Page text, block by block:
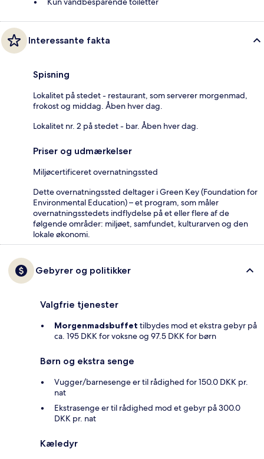
Interessante fakta
Spisning
Lokalitet på stedet - restaurant, som serverer morgenmad,
frokost og middag. Åben hver dag.
Lokalitet nr. 2 på stedet - bar. Åben hver dag.
Priser og udmærkelser
Miljøcertificeret overnatningssted
Dette overnatningssted deltager i Green Key (Foundation for
Environmental Education) – et program, som måler
overnatningsstedets indflydelse på et eller flere af de
følgende områder: miljøet, samfundet, kulturarven og den
lokale økonomi.
Gebyrer og politikker
Valgfrie tjenester
Morgenmadsbuffet tilbydes mod et ekstra gebyr på
ca. 195 DKK for voksne og 97.5 DKK for børn
Børn og ekstra senge
Vugger/barnesenge er til rådighed for 150.0 DKK pr.
nat
Ekstrasenge er til rådighed mod et gebyr på 300.0
DKK pr. nat
Kæledyr